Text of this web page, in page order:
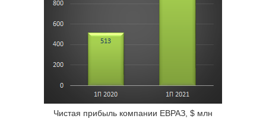
Чистая прибыль компании ЕВРАЗ, $ млн